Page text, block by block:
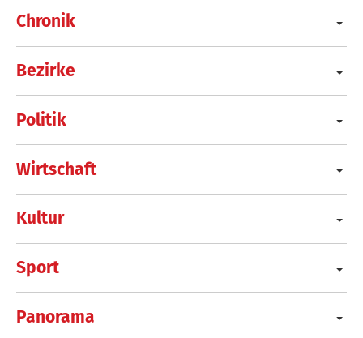
Chronik
Bezirke
Politik
Wirtschaft
Kultur
Sport
Panorama